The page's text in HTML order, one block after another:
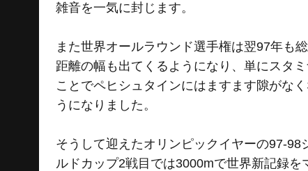
雑音を一気に封じます。
また世界オールラウンド選手権は翌97年も
距離の幅も出てくるようになり、単にスタ
ことでペヒシュタインにはますます隙がな
うになりました。
そうして迎えたオリンピックイヤーの97-
ルドカップ2戦目では3000mで世界新記録